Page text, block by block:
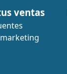
ventas